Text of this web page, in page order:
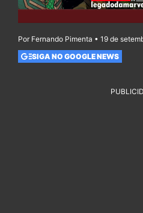
Por Fernando Pimenta • 19 de
SIGA NO GOOGLE NEWS